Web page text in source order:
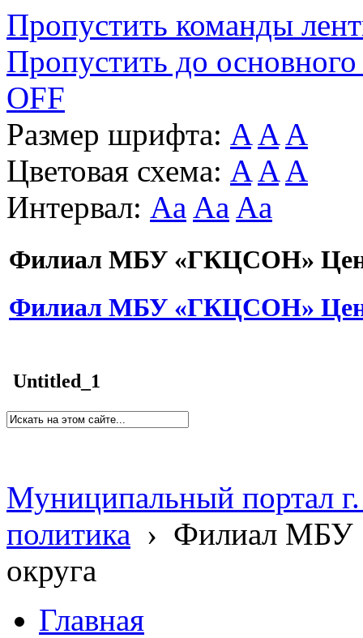
Пропустить команды
Пропустить до основного
OFF
Размер шрифта: A A A
Цветовая схема: A A A
Интервал: Aa Aa Aa
Филиал МБУ «ГКЦСОН»
Филиал МБУ «ГКЦСОН»
Untitled_1
Муниципальный портал
политика › Филиал МБУ
округа
Главная